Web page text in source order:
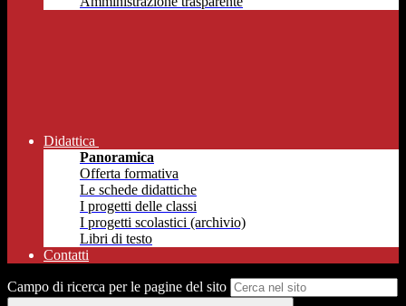
Didattica
Panoramica
Offerta formativa
Le schede didattiche
I progetti delle classi
I progetti scolastici (archivio)
Libri di testo
Contatti
Campo di ricerca per le pagine del sito